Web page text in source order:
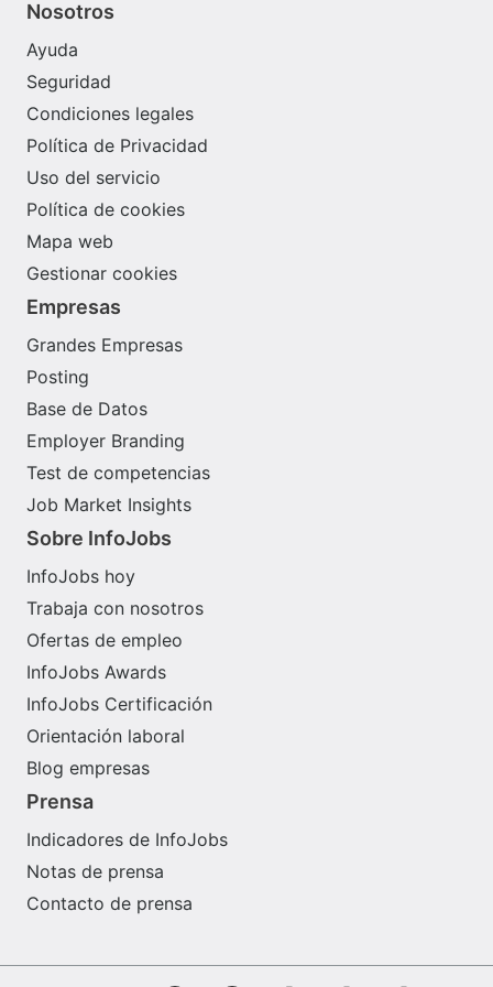
Nosotros
Ayuda
Seguridad
Condiciones legales
Política de Privacidad
Uso del servicio
Política de cookies
Mapa web
Gestionar cookies
Empresas
Grandes Empresas
Posting
Base de Datos
Employer Branding
Test de competencias
Job Market Insights
Sobre InfoJobs
InfoJobs hoy
Trabaja con nosotros
Ofertas de empleo
InfoJobs Awards
InfoJobs Certificación
Orientación laboral
Blog empresas
Prensa
Indicadores de InfoJobs
Notas de prensa
Contacto de prensa